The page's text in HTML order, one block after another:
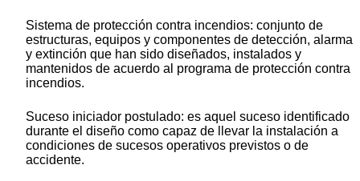
Sistema de protección contra incendios: conjunto de
estructuras, equipos y componentes de detección, alarma
y extinción que han sido diseñados, instalados y
mantenidos de acuerdo al programa de protección contra
incendios.
Suceso iniciador postulado: es aquel suceso identificado
durante el diseño como capaz de llevar la instalación a
condiciones de sucesos operativos previstos o de
accidente.